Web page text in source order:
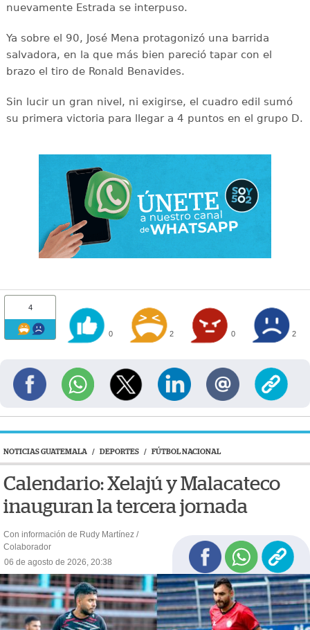
nuevamente Estrada se interpuso.
Ya sobre el 90, José Mena protagonizó una barrida
salvadora, en la que más bien pareció tapar con el
brazo el tiro de Ronald Benavides.
Sin lucir un gran nivel, ni exigirse, el cuadro edil sumó
su primera victoria para llegar a 4 puntos en el grupo D.
4
0 2 0 2
NOTICIAS GUATEMALA / DEPORTES / FÚTBOL NACIONAL
Calendario: Xelajú y Malacateco
inauguran la tercera jornada
Con información de Rudy Martínez /
Colaborador
06 de agosto de 2026, 20:38